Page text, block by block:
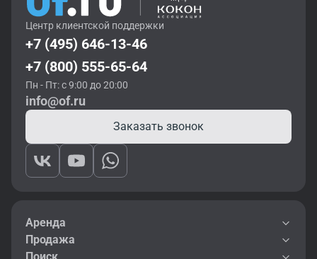
Центр клиентской поддержки
+7 (495) 646-13-46
+7 (800) 555-65-64
Пн - Пт: с 9:00 до 20:00
info@of.ru
Заказать звонок
Аренда
Продажа